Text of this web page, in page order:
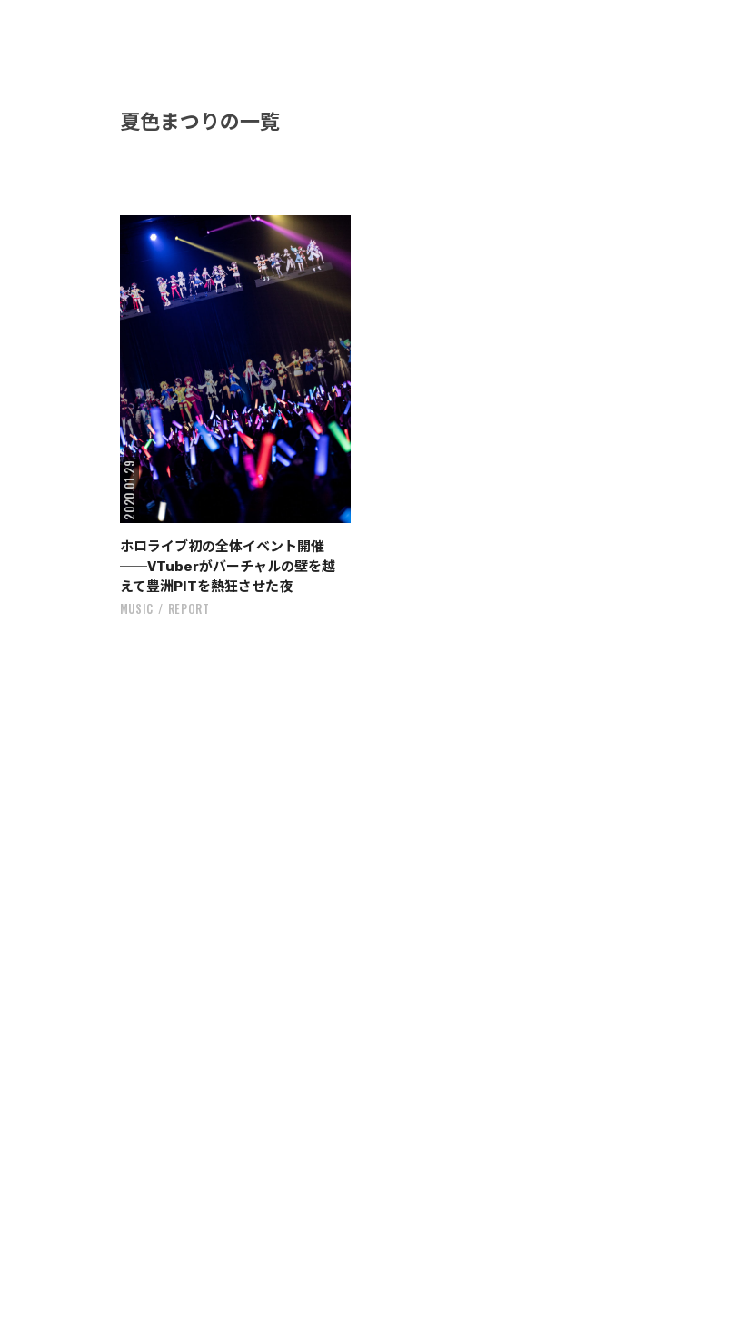
夏色まつりの一覧
2020.01.29
ホロライブ初の全体イベント開催
──VTuberがバーチャルの壁を越
えて豊洲PITを熱狂させた夜
MUSIC REPORT